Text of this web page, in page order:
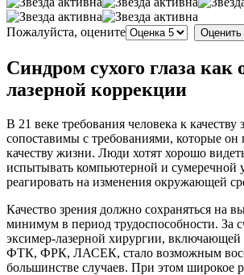
Пожалуйста, оцените
Синдром сухого глаза как
лазерной коррекции
В 21 веке требования человека к качеству
сопоставимы с требованиями, которые он
качеству жизни. Люди хотят хорошо
испытывать компьютерной и сумеречной
реагировать на изменения окружающей
Качество зрения должно сохраняться на
минимум в период трудоспособности. За
эксимер-лазерной хирургии,
ФТК, ФРК, ЛАСЕК, стало возможным
большинстве случаев. При этом широкое